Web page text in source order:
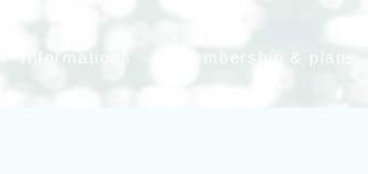
Informations Membership & plans